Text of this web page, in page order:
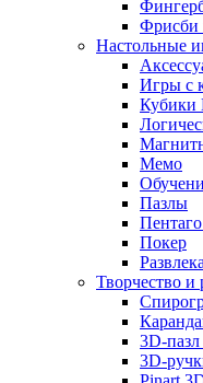
Фрисби
Настольные
Игры с
Кубики
Мемо
Пазлы
Покер
Творчество и
3D-
3D-